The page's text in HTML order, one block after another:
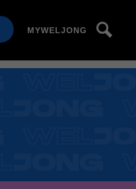
MYWELJONG